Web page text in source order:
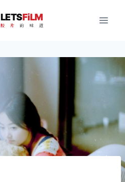
LETSFiLM
胶 片 的 味 道